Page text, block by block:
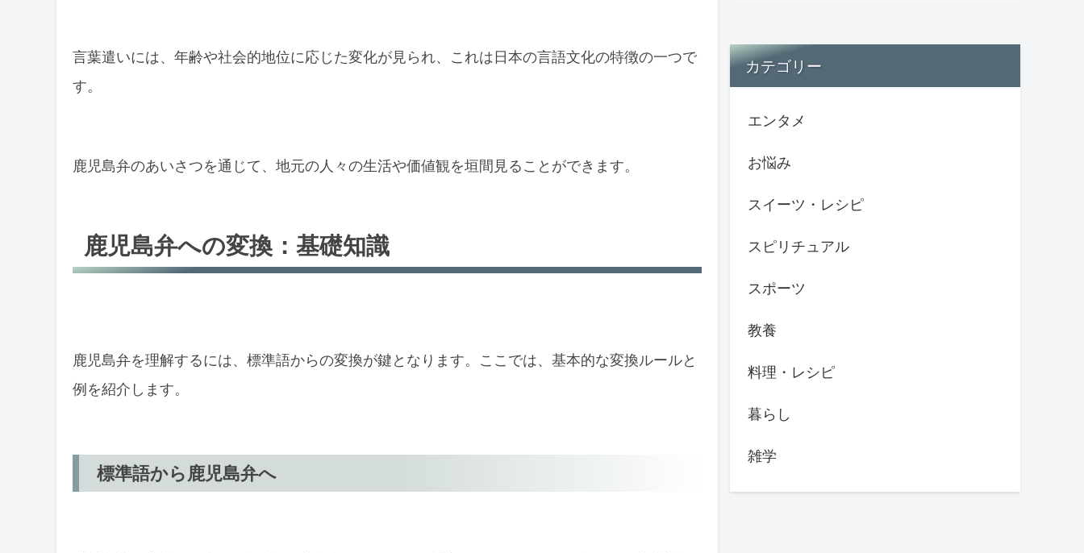
言葉遣いには、年齢や社会的地位に応じた変化が見られ、これは日本の言語文化の特徴の一つで
す。
鹿児島弁のあいさつを通じて、地元の人々の生活や価値観を垣間見ることができます。
鹿児島弁への変換：基礎知識
鹿児島弁を理解するには、標準語からの変換が鍵となります。ここでは、基本的な変換ルールと
例を紹介します。
標準語から鹿児島弁へ
カテゴリー
エンタメ
お悩み
スイーツ・レシピ
スピリチュアル
スポーツ
教養
料理・レシピ
暮らし
雑学